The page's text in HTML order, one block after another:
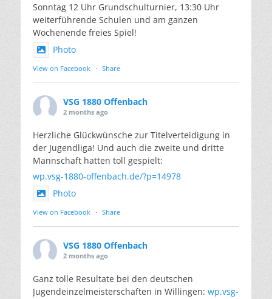
Sonntag 12 Uhr Grundschulturnier, 13:30 Uhr
weiterführende Schulen und am ganzen
Wochenende freies Spiel!
Photo
View on Facebook · Share
VSG 1880 Offenbach
2 months ago
Herzliche Glückwünsche zur Titelverteidigung in
der Jugendliga! Und auch die zweite und dritte
Mannschaft hatten toll gespielt:
wp.vsg-1880-offenbach.de/?p=14978
Photo
View on Facebook · Share
VSG 1880 Offenbach
2 months ago
Ganz tolle Resultate bei den deutschen
Jugendeinzelmeisterschaften in Willingen: wp.vsg-